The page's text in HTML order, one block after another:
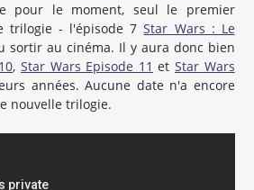
pour le moment, seul le premier
trilogie - l'épisode 7Star Wars : Le
sortir au cinéma. Il y aura donc bien
,Star Wars Episode 11 etStar Wars
années. Aucune date n'a encore
nouvelle trilogie.